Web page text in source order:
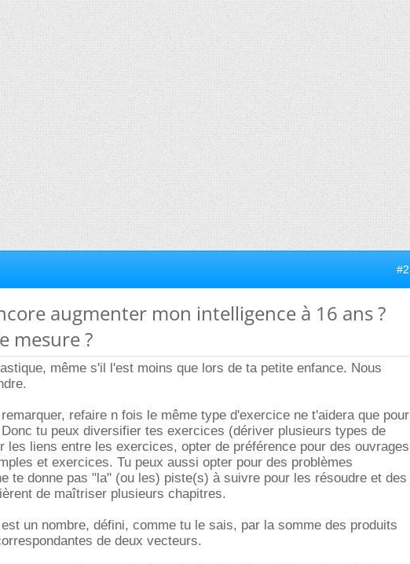
#2
augmenter mon intelligence à 16 ans ?
mesure ?
même s'il l'est moins que lors de ta petite enfance. Nous
refaire n fois le même type d'exercice ne t'aidera que pour
tu peux diversifier tes exercices (dériver plusieurs types de
les liens entre les exercices, opter de préférence pour des ouvrages
et exercices. Tu peux aussi opter pour des problèmes
te donne pas "la" (ou les) piste(s) à suivre pour les résoudre et des
de maîtriser plusieurs chapitres.
un nombre, défini, comme tu le sais, par la somme des produits
de deux vecteurs.